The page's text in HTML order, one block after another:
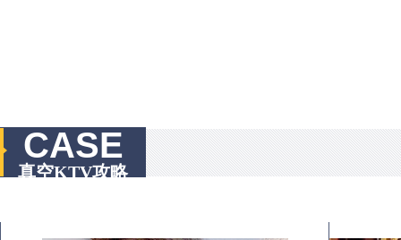
CASE
真空KTV攻略